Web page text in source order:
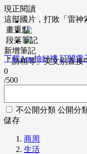
下載App抽好禮 訂閱電
現正閱讀
這部國片，打敗「雷神
畫重點
段落筆記
新增筆記
「請稍等」英文別直接
0
/500
不公開分類 公開分
儲存
商周
生活